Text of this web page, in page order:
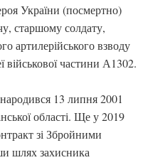
України (посмертно)
старшому солдату,
артилерійського взводу
військової частини А1302.
13 липня 2001
області. Ще у 2019
зі Збройними
шлях захисника